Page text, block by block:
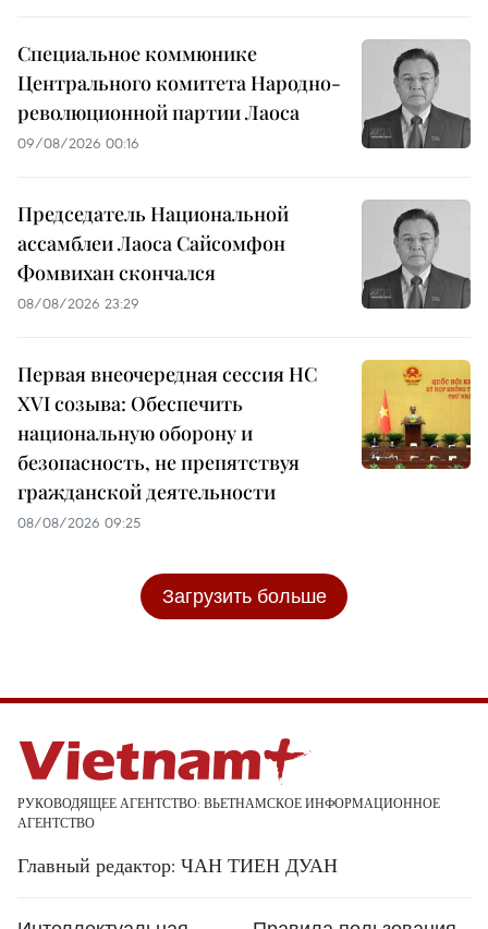
Специальное коммюнике
Центрального комитета Народно-
революционной партии Лаоса
09/08/2026 00:16
Председатель Национальной
ассамблеи Лаоса Сайсомфон
Фомвихан скончался
08/08/2026 23:29
Первая внеочередная сессия НС
XVI созыва: Обеспечить
национальную оборону и
безопасность, не препятствуя
гражданской деятельности
08/08/2026 09:25
Загрузить больше
РУКОВОДЯЩЕЕ АГЕНТСТВО: ВЬЕТНАМСКОЕ ИНФОРМАЦИОННОЕ
АГЕНТСТВО
Главный редактор: ЧАН ТИЕН ДУАН